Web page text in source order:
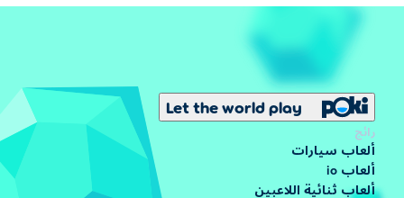
Let the world play
رائج
ألعاب سيارات
ألعاب io
ألعاب ثنائية اللاعبين